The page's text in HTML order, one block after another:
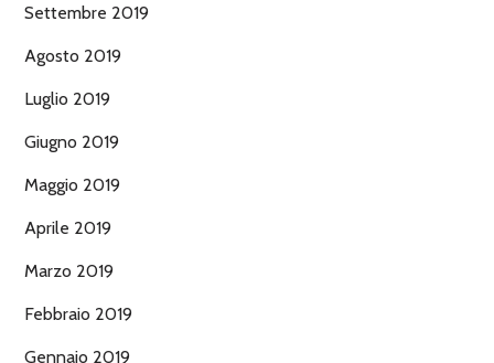
Settembre 2019
Agosto 2019
Luglio 2019
Giugno 2019
Maggio 2019
Aprile 2019
Marzo 2019
Febbraio 2019
Gennaio 2019